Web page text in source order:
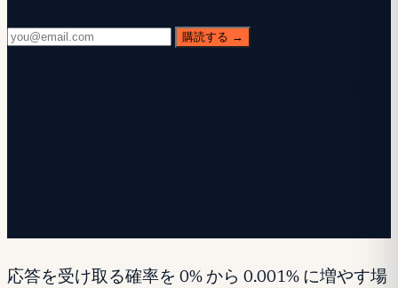
購読する →
応答を受け取る確率を 0% から 0.001% に増やす場